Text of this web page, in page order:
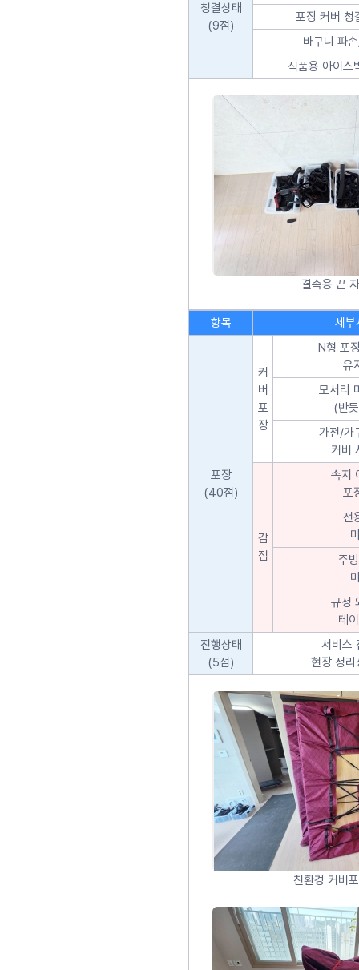
청결상태
(9점)
포장 커버 청
바구니 파
식품용 아이스
결속용 끈
항목 세부
포장
(40점)
커
버
포
장
N형 포
유
모서리
(반
가전/가
커버
감
점
속지
포
전
주
규정
테
진행상태
(5점)
서비스
현장 정리
친환경 커버